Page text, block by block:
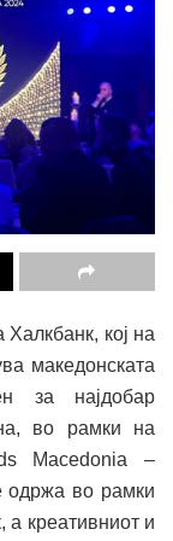
Халкбанк, кој на
македонската
за најдобар
во рамки на
Macedonia –
одржа во рамки
а креативниот и